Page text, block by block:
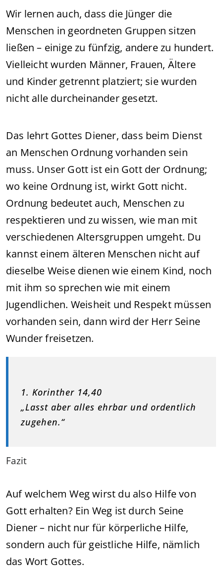
Wir lernen auch, dass die Jünger die
Menschen in geordneten Gruppen sitzen
ließen – einige zu fünfzig, andere zu hundert.
Vielleicht wurden Männer, Frauen, Ältere
und Kinder getrennt platziert; sie wurden
nicht alle durcheinander gesetzt.
Das lehrt Gottes Diener, dass beim Dienst
an Menschen Ordnung vorhanden sein
muss. Unser Gott ist ein Gott der Ordnung;
wo keine Ordnung ist, wirkt Gott nicht.
Ordnung bedeutet auch, Menschen zu
respektieren und zu wissen, wie man mit
verschiedenen Altersgruppen umgeht. Du
kannst einem älteren Menschen nicht auf
dieselbe Weise dienen wie einem Kind, noch
mit ihm so sprechen wie mit einem
Jugendlichen. Weisheit und Respekt müssen
vorhanden sein, dann wird der Herr Seine
Wunder freisetzen.
1. Korinther 14,40
„Lasst aber alles ehrbar und ordentlich
zugehen.“
Fazit
Auf welchem Weg wirst du also Hilfe von
Gott erhalten? Ein Weg ist durch Seine
Diener – nicht nur für körperliche Hilfe,
sondern auch für geistliche Hilfe, nämlich
das Wort Gottes.